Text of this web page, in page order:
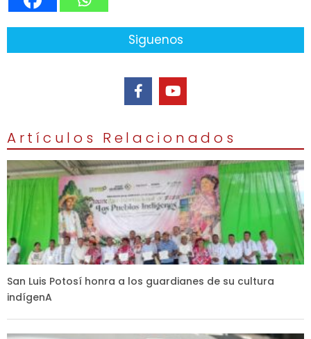
Siguenos
Artículos Relacionados
San Luis Potosí honra a los guardianes de su cultura
indígenA